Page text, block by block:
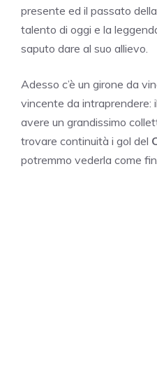
presente ed il passato
talento di oggi e la
saputo dare al suo allievo.
Adesso c’è un girone da
vincente da intraprendere: il
avere un grandissimo
trovare continuità i gol del
potremmo vederla come